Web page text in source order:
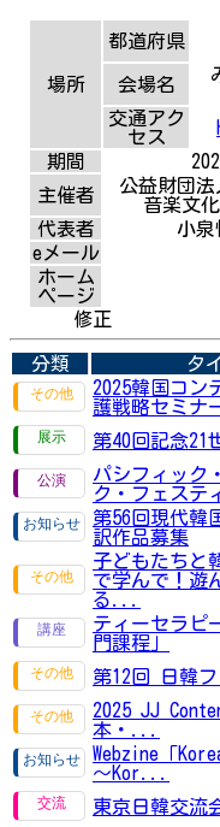
場所
都道府県
会場名
交通アク
セス
期間
主催者
公益財団法
音楽文
代表者
小泉
eメール
ホーム
ページ
修正
分類 タ
2025韓国コン
護戦略セミナ
第40回記念21
パシフィック
ク・フェステ
第56回現代韓
訳作品募集
子どもたちと
で学んで！遊
る...
ティーセラピ
門課程」
第12回 日韓
2025 JJ
本・...
Webzine「
～Kor...
東京日韓交